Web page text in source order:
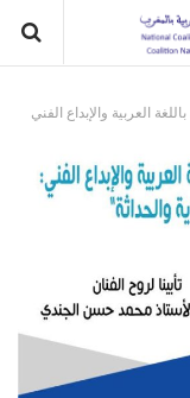
العربية والإبداع الفني